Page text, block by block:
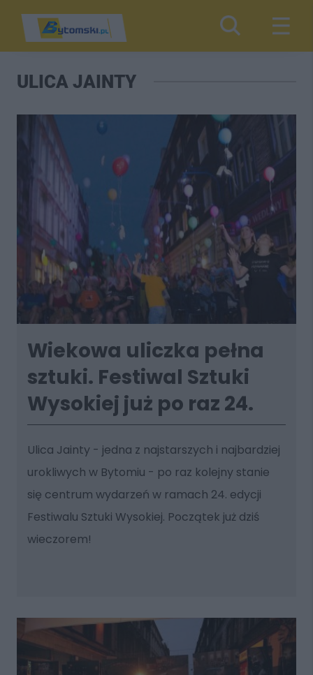
ULICA JAINTY
Wiekowa uliczka pełna
sztuki. Festiwal Sztuki
Wysokiej już po raz 24.
Ulica Jainty - jedna z najstarszych i najbardziej
urokliwych w Bytomiu - po raz kolejny stanie
się centrum wydarzeń w ramach 24. edycji
Festiwalu Sztuki Wysokiej. Początek już dziś
wieczorem!